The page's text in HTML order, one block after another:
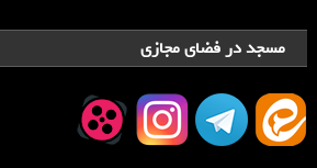
مسجد در فضای مجازی